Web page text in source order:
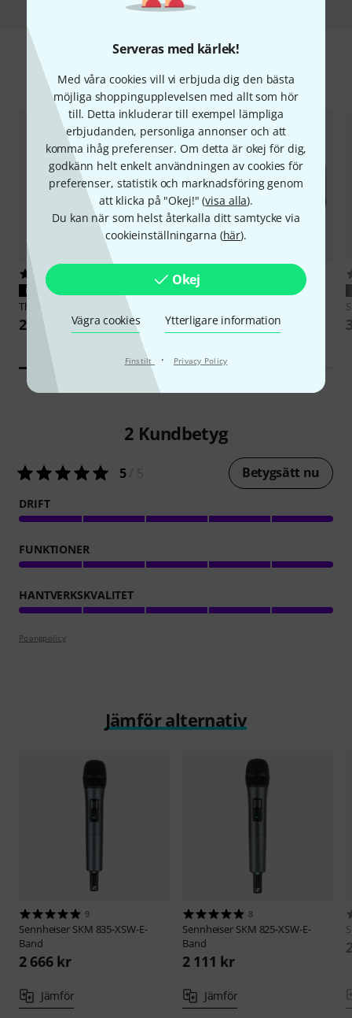
Serveras med kärlek!
Med våra cookies vill vi erbjuda dig den bästa
möjliga shoppingupplevelsen med allt som hör
till. Detta inkluderar till exempel lämpliga
erbjudanden, personliga annonser och att
komma ihåg preferenser. Om detta är okej för dig,
godkänn helt enkelt användningen av cookies för
preferenser, statistik och marknadsföring genom
att klicka på "Okej!" (visa alla).
Du kan när som helst återkalla ditt samtycke via
cookieinställningarna (här).
Okej
Vägra cookies Ytterligare information
Finstilt · Privacy Policy
Tillbehör & matchande produkter
PASSAR GARANTERAT
Thomann
26 kr
PASSAR GARANTERAT
75 kr
2 Kundbetyg
5/ 5 Betygsätt nu
DRIFT
FUNKTIONER
HANTVERKSKVALITET
Poängpolicy
Jämför alternativ
9
Sennheiser SKM 835-XSW-E-
Band
2 666 kr
Jämför
8
Sennheiser SKM 825-XSW-E-
Band
2 111 kr
Jämför